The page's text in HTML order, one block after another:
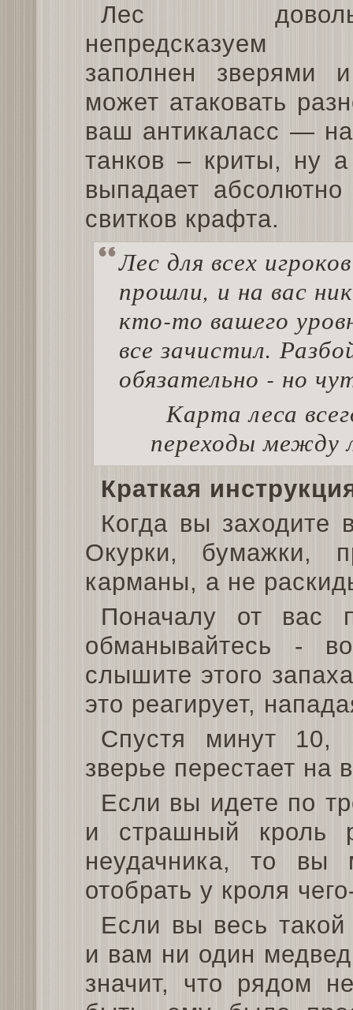
Лес
заполнен зверями
может атаковать
ваш антикаласс —
танков – криты, ну
выпадает
свитков крафта.
Лес для всех
прошли, и на вас
кто-то вашего
все зачистил.
обязательно - но
Карта леса
переходы между
Краткая
Когда вы заходите
Окурки, бумажки,
карманы, а не
Поначалу от вас
обманывайтесь -
слышите этого
это реагирует,
Спустя минут 10,
зверье перестает на
Если вы идете по
и страшный кроль
неудачника, то
отобрать у кроля
Если вы весь
и вам ни один
значит, что рядом